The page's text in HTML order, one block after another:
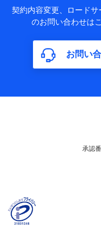
基本情報
氏名、電話番号、メー
属性、連絡先、dポイ
構成、住所、dポイン
含まれます。
利用情報
ご契約状態・ご利用履
関する情報、アプリケ
報、購入されたサービ
に関する情報、アンケ
名、住所、生年月日、
係、保険加入の目的、
のお支払方法、車のメ
契約内容変更、ロード
のお問い合わせは
お問い